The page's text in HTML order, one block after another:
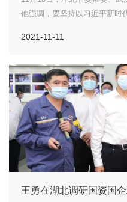
他强调，要坚持以习近平新时
确、全面贯彻新发展理念，坚
2021-11-11
王勇在湖北调研国资国